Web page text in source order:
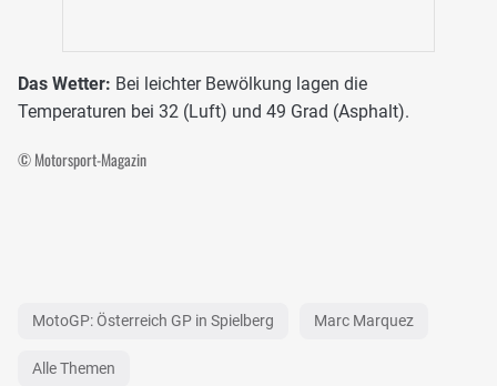
Das Wetter: Bei leichter Bewölkung lagen die
Temperaturen bei 32 (Luft) und 49 Grad (Asphalt).
© Motorsport-Magazin
MotoGP: Österreich GP in Spielberg Marc Marquez
Alle Themen